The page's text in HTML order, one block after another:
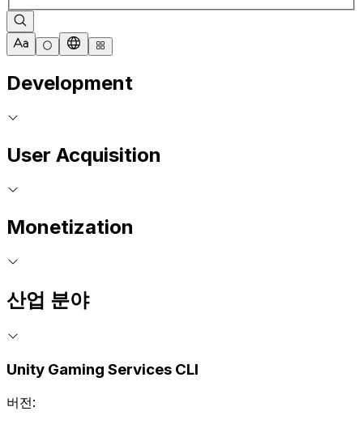
Development
User Acquisition
Monetization
산업 분야
Unity Gaming Services CLI
버전: